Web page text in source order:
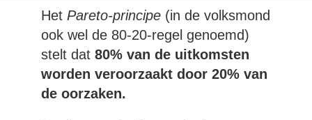
Het Pareto-principe (in de volksmond
ook wel de 80-20-regel genoemd)
stelt dat 80% van de uitkomsten
worden veroorzaakt door 20% van
de oorzaken.